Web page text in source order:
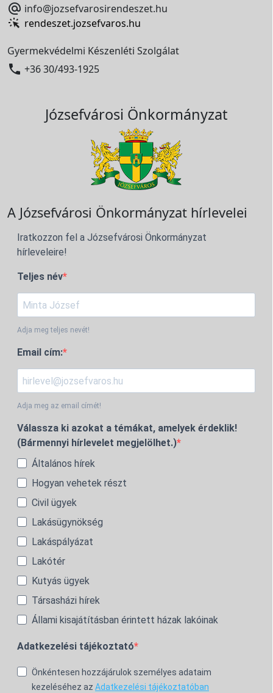
 info@jozsefvarosirendeszet.hu
rendeszet.jozsefvaros.hu
Gyermekvédelmi Készenléti Szolgálat
 +36 30/493-1925
Józsefvárosi Önkormányzat
A Józsefvárosi Önkormányzat hírlevelei
Iratkozzon fel a Józsefvárosi Önkormányzat
hírleveleire!
Teljes név
Adja meg teljes nevét!
Email cím:
Adja meg az email címét!
Válassza ki azokat a témákat, amelyek érdeklik!
(Bármennyi hírlevelet megjelölhet.)
Általános hírek
Hogyan vehetek részt
Civil ügyek
Lakásügynökség
Lakáspályázat
Lakótér
Kutyás ügyek
Társasházi hírek
Állami kisajátításban érintett házak lakóinak
Adatkezelési tájékoztató
Önkéntesen hozzájárulok személyes adataim
kezeléséhez az Adatkezelési tájékoztatóban